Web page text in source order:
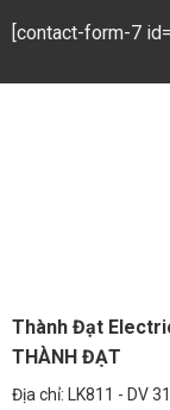
[contact-form-7
Thành Đạt
THÀNH ĐẠT
Địa chỉ: LK811 - DV